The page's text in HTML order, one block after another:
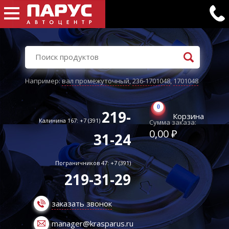
Например:вал промежуточный,236-1701048,1701048
Калинина 167: +7 (391) 219-
31-24
Пограничников 47: +7 (391)
219-31-29
заказать звонок
manager@krasparus.ru
0
Корзина
Сумма заказа:
0,00 ₽